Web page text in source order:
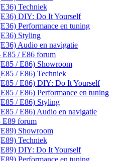
Techniek
DIY: Do It Yourself
Performance en tuning
Styling
Audio en navigatie
/ E86 forum
/ E86) Showroom
/ E86) Techniek
/ E86) DIY: Do It Yourself
/ E86) Performance en tuning
/ E86) Styling
/ E86) Audio en navigatie
forum
Showroom
Techniek
DIY: Do It Yourself
Performance en tuning